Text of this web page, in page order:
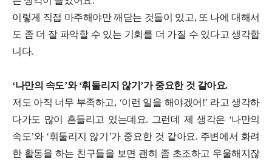
이렇게 직접 마주해야만 깨닫는 것들이 있고, 또 나에 대해서
도 좀 더 잘 파악할 수 있는 기회를 더 가질 수 있다고 생각합
니다.
‘나만의 속도’와 ‘휘둘리지 않기’가 중요한 것 같아요.
저도 아직 너무 부족하고, ‘이런 일을 해야겠어!’ 라고 생각하
다가도 많이 흔들리고 있는데요. 그런데 제 생각은 ‘나만의
속도’와 ‘휘둘리지 않기’가 중요한 것 같아요. 주변에서 화려
한 활동을 하는 친구들을 보면 괜히 좀 초조하고 우울해지잖